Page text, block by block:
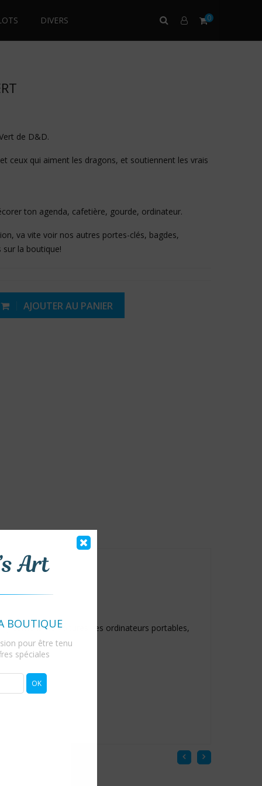
DIVERS 0
de D&D.
ceux qui aiment les dragons, et soutiennent les vrais
ton agenda, cafetière, gourde, ordinateur.
va vite voir nos autres portes-clés, bagdes,
sur la boutique!
AJOUTER AU PANIER
pluie.
compris les voitures, les ordinateurs portables,
BOUTIQUE
pour être tenu
spéciales